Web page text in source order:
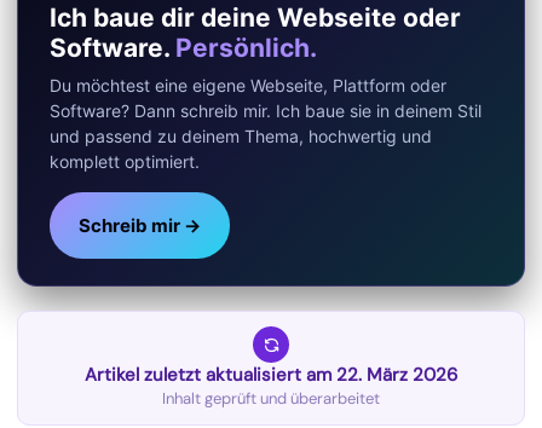
Ich baue dir deine Webseite oder
Software. Persönlich.
Du möchtest eine eigene Webseite, Plattform oder
Software? Dann schreib mir. Ich baue sie in deinem Stil
und passend zu deinem Thema, hochwertig und
komplett optimiert.
Schreib mir →
Artikel zuletzt aktualisiert am 22. März 2026
Inhalt geprüft und überarbeitet